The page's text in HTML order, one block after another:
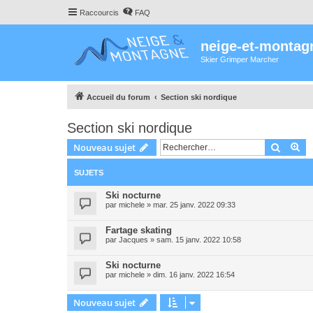
Raccourcis FAQ
neige-et-
Skier Grimper Marcher
Accueil du forum Section ski nordique
Section ski nordique
Nouveau sujet
SUJETS
Ski nocturne
par michele » mar. 25 janv. 2022 09:33
Fartage skating
par Jacques » sam. 15 janv. 2022 10:58
Ski nocturne
par michele » dim. 16 janv. 2022 16:54
Nouveau sujet